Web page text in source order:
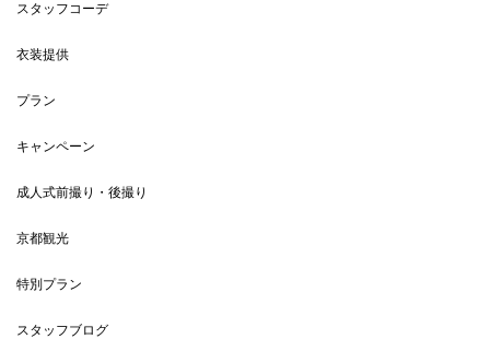
スタッフコーデ
衣装提供
プラン
キャンペーン
成人式前撮り・後撮り
京都観光
特別プラン
スタッフブログ